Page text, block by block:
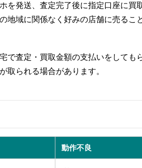
を発送、査定完了後に指定口座に買
地域に関係なく好みの店舗に売るこ
で査定・買取金額の支払いをしても
取られる場合があります。
動作不良